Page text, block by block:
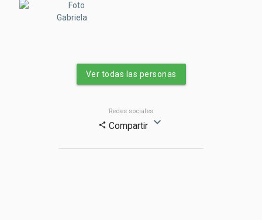
Gabriela
Ver todas las personas
Redes sociales
share Compartir expand_more